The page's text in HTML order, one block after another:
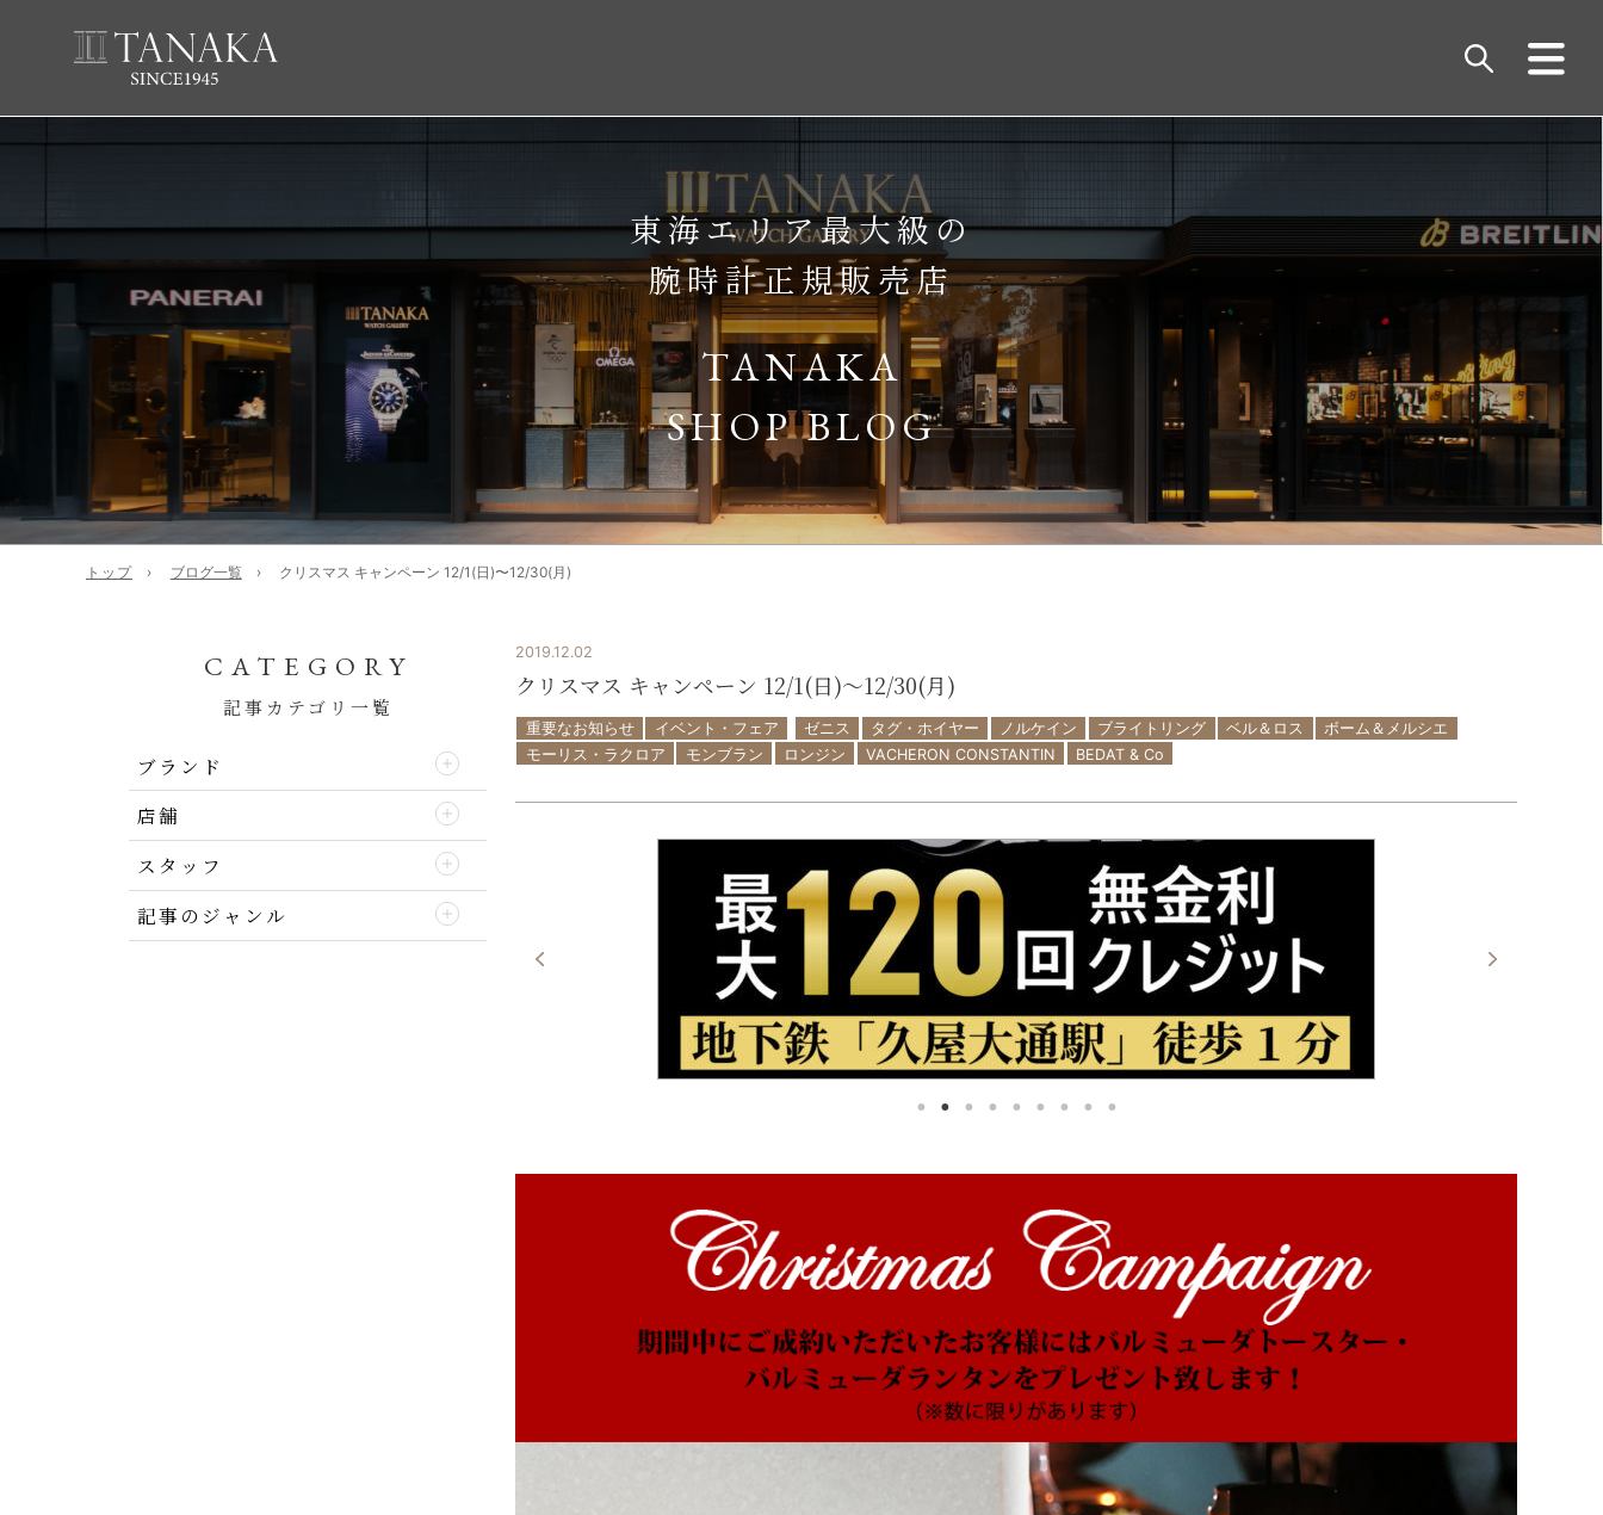
東海エリア最大級の
腕時計正規販売店
TANAKA
SHOP BLOG
トップ ブログ一覧 クリスマス キャンペーン 12/1(日)〜12/30(月)
2019.12.02
クリスマス キャンペーン 12/1(日)〜12/30(月)
重要なお知らせ イベント・フェア ゼニス タグ・ホイヤー ノルケイン ブライトリング ベル＆ロス
ボーム＆メルシエ
モーリス・ラクロア
モンブラン ロンジン VACHERON CONSTANTIN BEDAT & Co
CATEGORY
記事カテゴリ一覧
ブランド
店舗
スタッフ
記事のジャンル